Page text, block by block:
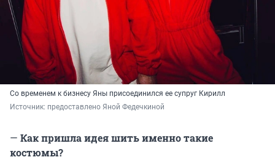
Со временем к бизнесу Яны присоединился ее супруг Кирилл
Источник: предоставлено Яной Федечкиной
— Как пришла идея шить именно такие
костюмы?